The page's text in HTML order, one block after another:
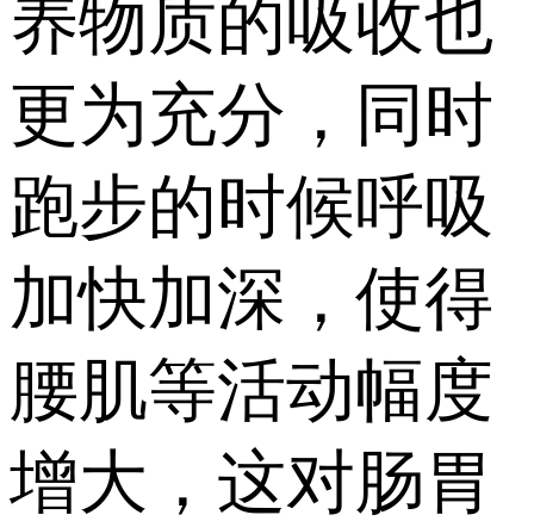
养物质的吸收也
更为充分，同时
跑步的时候呼吸
加快加深，使得
腰肌等活动幅度
增大，这对肠胃